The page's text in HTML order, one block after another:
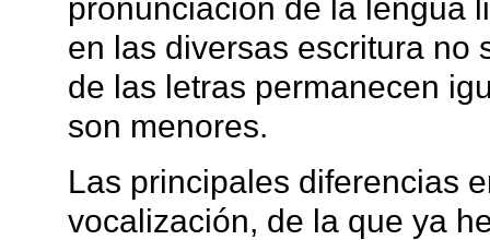
pronunciación de la lengua
en las diversas escritura no
de las letras permanecen
son menores.
Las principales diferencias
vocalización, de la que ya